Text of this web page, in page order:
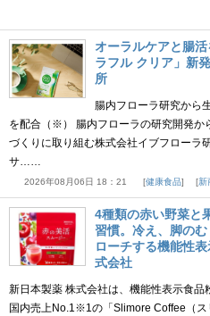
オーラルケアと腸
ラフル クリア」新
所
腸内フローラ研究から
を配合（※） 腸内フローラの研究開発
づくりに取り組む株式会社イブフローラ
サ……
2026年08月06日 18：21 健康食品 新
4種類の赤い野菜と
習慣。冷え、脚の
ローチする機能性
式会社
新日本製薬 株式会社は、機能性表示食
国内売上No.1※1の「Slimore Coffee（